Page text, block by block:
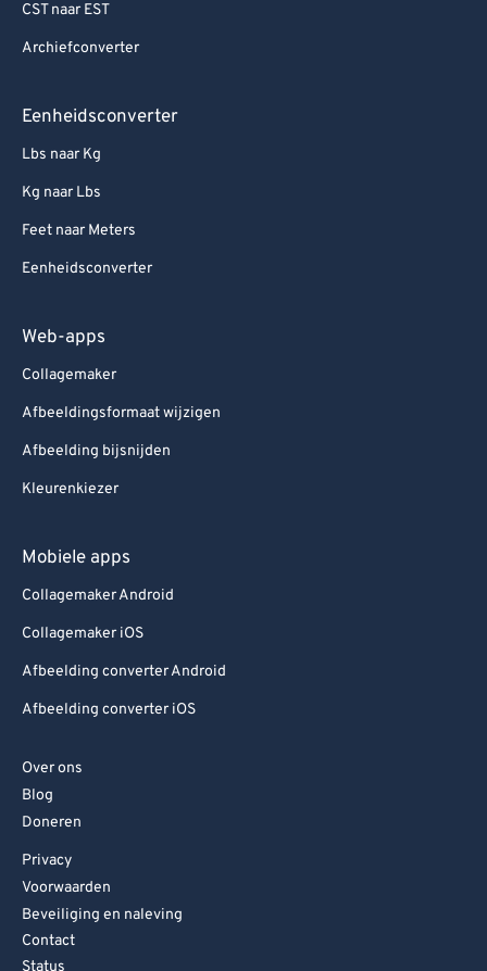
CST naar EST
Archiefconverter
Eenheidsconverter
Lbs naar Kg
Kg naar Lbs
Feet naar Meters
Eenheidsconverter
Web-apps
Collagemaker
Afbeeldingsformaat wijzigen
Afbeelding bijsnijden
Kleurenkiezer
Mobiele apps
Collagemaker Android
Collagemaker iOS
Afbeelding converter Android
Afbeelding converter iOS
Over ons
Blog
Doneren
Privacy
Voorwaarden
Beveiliging en naleving
Contact
Status